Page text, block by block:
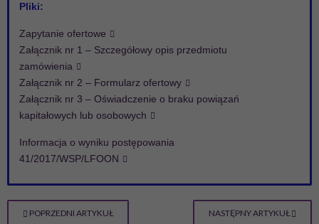
Pliki:
Zapytanie ofertowe
Załącznik nr 1 – Szczegółowy opis przedmiotu
zamówienia
Załącznik nr 2 – Formularz ofertowy
Załącznik nr 3 – Oświadczenie o braku powiązań
kapitałowych lub osobowych
Informacja o wyniku postępowania
41/2017/WSP/LFOON
POPRZEDNI ARTYKUŁ NASTĘPNY ARTYKUŁ